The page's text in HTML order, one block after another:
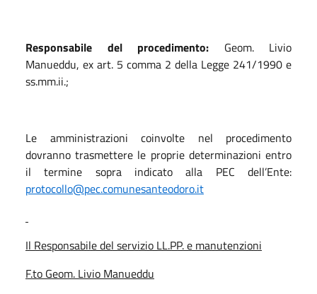
Responsabile del procedimento: Geom. Livio
Manueddu, ex art. 5 comma 2 della Legge 241/1990 e
ss.mm.ii.;
Le amministrazioni coinvolte nel procedimento
dovranno trasmettere le proprie determinazioni entro
il termine sopra indicato alla PEC dell’Ente:
protocollo@pec.comunesanteodoro.it
Il Responsabile del servizio LL.PP. e manutenzioni
F.to Geom. Livio Manueddu